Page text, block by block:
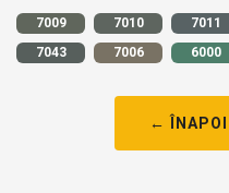
7009 7010 7011
7043
7006 6000
← ÎNAPOI